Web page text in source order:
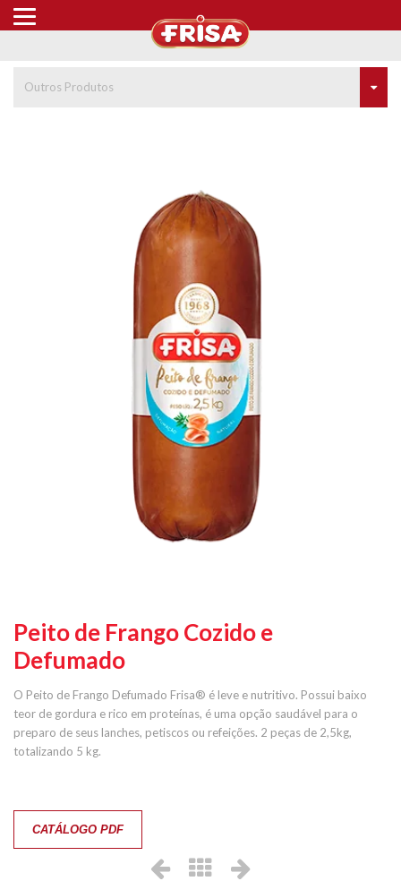
Outros Produtos
Peito de Frango Cozido e
Defumado
O Peito de Frango Defumado Frisa® é leve e nutritivo. Possui baixo
teor de gordura e rico em proteínas, é uma opção saudável para o
preparo de seus lanches, petiscos ou refeições. 2 peças de 2,5kg,
totalizando 5 kg.
CATÁLOGO PDF